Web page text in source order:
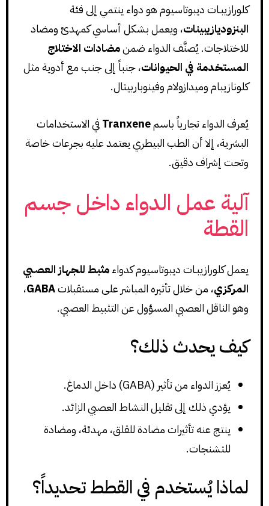
كلورازيبـات ديبوتاسيوم هو دواء ينتمي إلى فئة
البنزوديازيبينات، ويعمل بشكل أساسي كمهدئ ومضاد
للاختلاجات. يُصنَّف الدواء ضمنمضادات الاختلاج
المستخدمة في الحيوانات، جنباً إلى جنب مع أدوية مثل
كلونازيبام وميدازولام وفينوباربيتال.
يُعرف الدواء تجارياً باسمTranxeneفي الاستخدامات
البشرية، إلا أن الطب البيطري يعتمد عليه بجرعات خاصة
وتحت إشراف دقيق.
آلية عمل الدواء داخل جسم
القطة
يعمل كلورازيبـات ديبوتاسيوم كدواءمثبط للجهاز العصبي
المركزي، من خلال تأثيره المباشر على مستقبلاتGABA،
وهو الناقل العصبي المسؤول عن التثبيط العصبي.
كيف يحدث ذلك؟
يُعزز الدواء من تأثير (GABA) داخل الدماغ.
يؤدي ذلك إلى تقليل النشاط العصبي الزائد.
ينتج عنه تأثيرات مضادة للقلق، مهدئة، ومضادة
للتشنجات.
لماذا يُستخدم في القطط تحديداً؟